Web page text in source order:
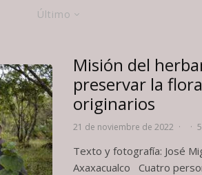
Último
Misión del
preservar la
originarios
21 de noviembre de 2022 · ·
Texto y fotografía: José
Axaxacualco Cuatro